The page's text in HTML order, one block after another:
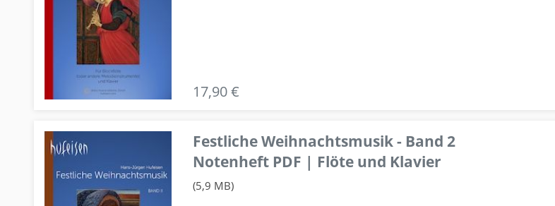
17,90 €
Festliche Weihnachtsmusik - Band 2
Notenheft PDF | Flöte und Klavier
(5,9 MB)